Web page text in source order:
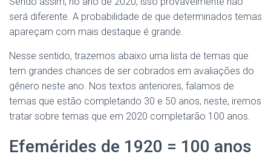
será diferente. A probabilidade de que determinados temas
apareçam com mais destaque é grande.
Nesse sentido, trazemos abaixo uma lista de temas que
tem grandes chances de ser cobrados em avaliações do
gênero neste ano. Nos textos anteriores, falamos de
temas que estão completando 30 e 50 anos, neste, iremos
tratar sobre temas que em 2020 completarão 100 anos.
Efemérides de 1920 = 100 anos